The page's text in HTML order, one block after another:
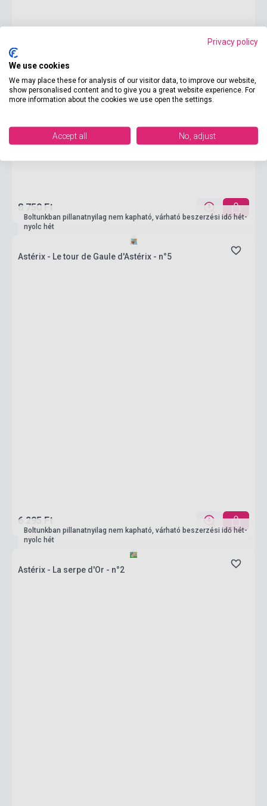
8 750 Ft
Boltunkban pillanatnyilag nem kapható, várható beszerzési idő hét-
nyolc hét
Astérix - Le tour de Gaule d'Astérix - n°5
6 295 Ft
Boltunkban pillanatnyilag nem kapható, várható beszerzési idő hét-
nyolc hét
Astérix - La serpe d'Or - n°2
Privacy policy
We use cookies
We may place these for analysis of our visitor data, to improve our website,
show personalised content and to give you a great website experience. For
more information about the cookies we use open the settings.
Accept all No, adjust